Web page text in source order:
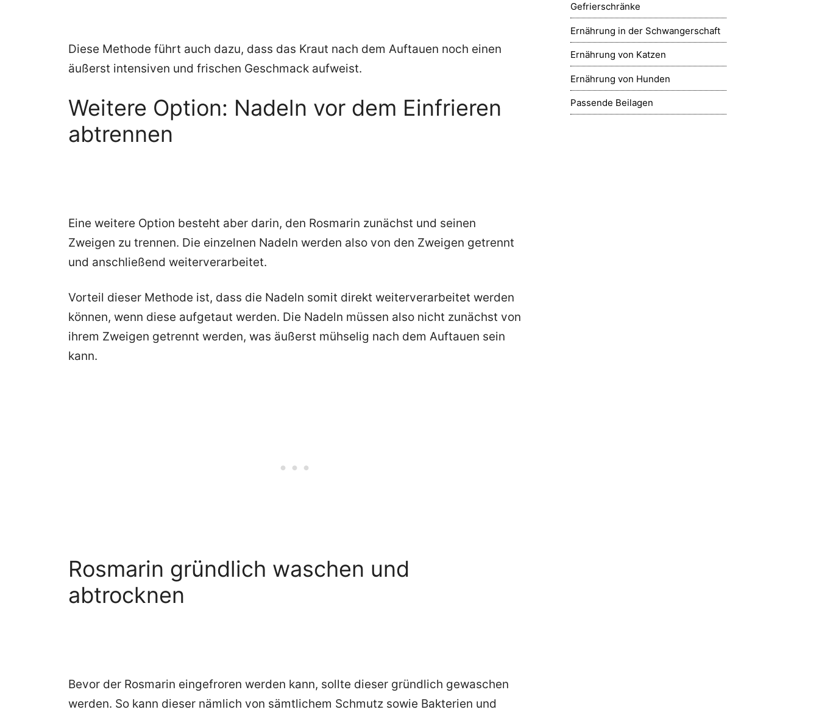
Diese Methode führt auch dazu, dass das Kraut nach dem Auftauen noch einen
äußerst intensiven und frischen Geschmack aufweist.
Weitere Option: Nadeln vor dem Einfrieren
abtrennen
Eine weitere Option besteht aber darin, den Rosmarin zunächst und seinen
Zweigen zu trennen. Die einzelnen Nadeln werden also von den Zweigen getrennt
und anschließend weiterverarbeitet.
Vorteil dieser Methode ist, dass die Nadeln somit direkt weiterverarbeitet werden
können, wenn diese aufgetaut werden. Die Nadeln müssen also nicht zunächst von
ihrem Zweigen getrennt werden, was äußerst mühselig nach dem Auftauen sein
kann.
Rosmarin gründlich waschen und
abtrocknen
Bevor der Rosmarin eingefroren werden kann, sollte dieser gründlich gewaschen
werden. So kann dieser nämlich von sämtlichem Schmutz sowie Bakterien und
Gefrierschränke
Ernährung in der Schwangerschaft
Ernährung von Katzen
Ernährung von Hunden
Passende Beilagen